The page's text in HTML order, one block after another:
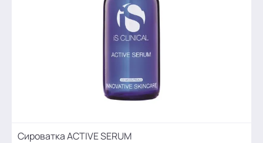
Сироватка ACTIVE SERUM